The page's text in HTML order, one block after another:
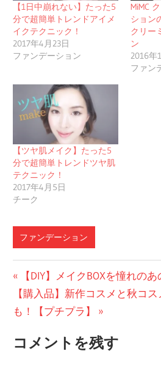
【1日中崩れない】たった5
分で超簡単トレンドアイメ
イクテクニック！
2017年4月23日
ファンデーション
MiMC
ション
クリー
ン
2016年
ファン
【ツヤ肌メイク】たった5
分で超簡単トレンドツヤ肌
テクニック！
2017年4月5日
チーク
ファンデーション
投
稿
ビ
前
の
投
【DIY】メイクBOXを憧れのあ
次
の
稿:
【購入品】新作コスメと秋コ
も！【プチプラ】
コメントを残す